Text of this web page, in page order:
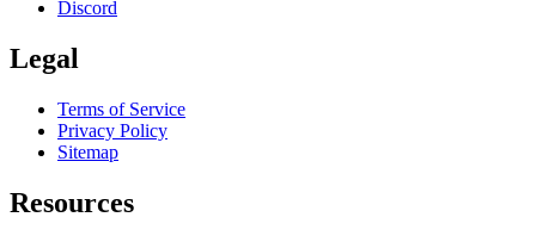
Discord
Legal
Terms of Service
Privacy Policy
Sitemap
Resources